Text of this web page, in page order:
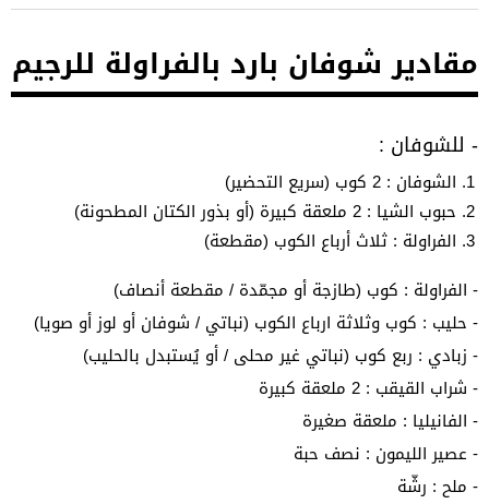
مقادير شوفان بارد بالفراولة للرجيم
- للشوفان :
الشوفان : 2 كوب (سريع التحضير)
حبوب الشيا : 2 ملعقة كبيرة (أو بذور الكتان المطحونة)
الفراولة : ثلاث أرباع الكوب (مقطعة)
- الفراولة : كوب (طازجة أو مجمّدة / مقطعة أنصاف)
- حليب : كوب وثلاثة ارباع الكوب (نباتي / شوفان أو لوز أو صويا)
- زبادي : ربع كوب (نباتي غير محلى / أو يُستبدل بالحليب)
- شراب القيقب : 2 ملعقة كبيرة
- الفانيليا : ملعقة صغيرة
- عصير الليمون : نصف حبة
- ملح : رشّة